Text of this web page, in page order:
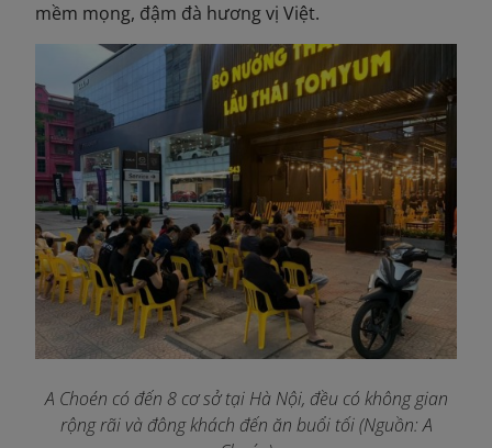
mềm mọng, đậm đà hương vị Việt.
A Choén có đến 8 cơ sở tại Hà Nội, đều có không gian
rộng rãi và đông khách đến ăn buổi tối (Nguồn: A